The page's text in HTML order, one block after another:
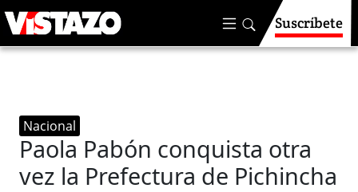
Suscríbete
Nacional
Paola Pabón conquista otra
vez la Prefectura de Pichincha